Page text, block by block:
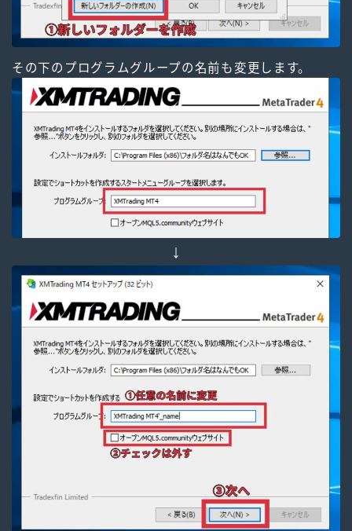
Follow Me
その下のプログラムグループの名前も変更します。
↓